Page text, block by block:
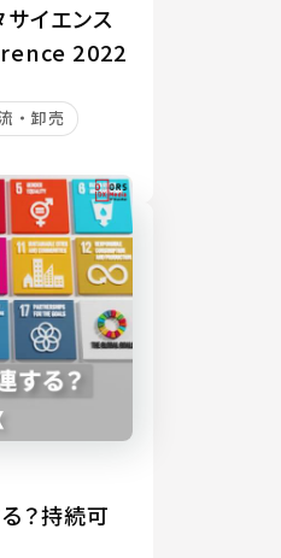
サイエンス
2022
・卸売
？持続可